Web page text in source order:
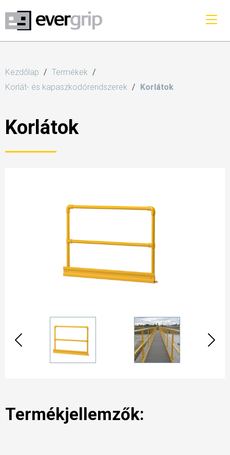
Kezdőlap
Termékek
Korlát- és kapaszkodórendszerek
Korlátok
Korlátok
Termékjellemzők: